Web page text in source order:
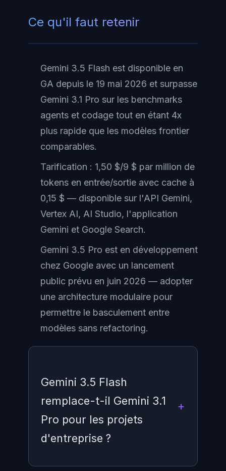
Ce qu'il faut retenir
Gemini 3.5 Flash est disponible en
GA depuis le 19 mai 2026 et surpasse
Gemini 3.1 Pro sur les benchmarks
agents et codage tout en étant 4x
plus rapide que les modèles frontier
comparables.
Tarification : 1,50 $/9 $ par million de
tokens en entrée/sortie avec cache à
0,15 $ — disponible sur l'API Gemini,
Vertex AI, AI Studio, l'application
Gemini et Google Search.
Gemini 3.5 Pro est en développement
chez Google avec un lancement
public prévu en juin 2026 — adopter
une architecture modulaire pour
permettre le basculement entre
modèles sans refactoring.
Gemini 3.5 Flash
remplace-t-il Gemini 3.1
Pro pour les projets
d'entreprise ?